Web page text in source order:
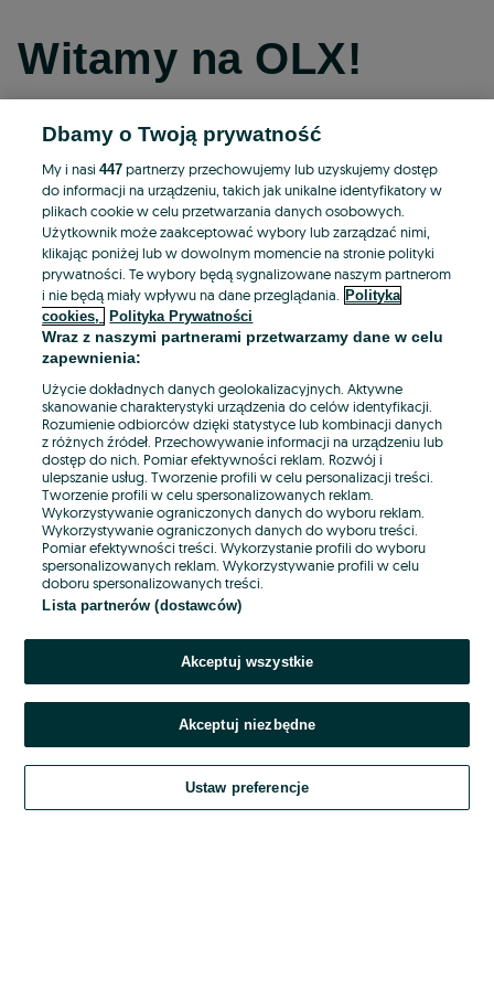
Witamy na OLX!
Kontynuuj przez Facebooka
Kontynuuj przez konto Apple
Kontynuuj przez konto Google
LUB
E-mail
Hasło
Nie pamiętasz hasła?
Zaloguj się
Kontynuując za pośrednictwem jednego z dostawców wskazanych powyżej,
Regulamin serwisu OLX.pl w jego aktualnym brzmieniu.
Dbamy o Twoją prywatność
My i nasi447 partnerzy przechowujemy lub uzyskujemy dostęp
do informacji na urządzeniu, takich jak unikalne identyfikatory w
plikach cookie w celu przetwarzania danych osobowych.
Użytkownik może zaakceptować wybory lub zarządzać nimi,
klikając poniżej lub w dowolnym momencie na stronie polityki
prywatności. Te wybory będą sygnalizowane naszym partnerom
i nie będą miały wpływu na dane przeglądania.
Polityka
cookies,
Polityka Prywatności
Wraz z naszymi partnerami przetwarzamy dane w celu
zapewnienia:
Użycie dokładnych danych geolokalizacyjnych. Aktywne
skanowanie charakterystyki urządzenia do celów identyfikacji.
Rozumienie odbiorców dzięki statystyce lub kombinacji danych
z różnych źródeł. Przechowywanie informacji na urządzeniu lub
dostęp do nich. Pomiar efektywności reklam. Rozwój i
ulepszanie usług. Tworzenie profili w celu personalizacji treści.
Tworzenie profili w celu spersonalizowanych reklam.
Wykorzystywanie ograniczonych danych do wyboru reklam.
Wykorzystywanie ograniczonych danych do wyboru treści.
Pomiar efektywności treści. Wykorzystanie profili do wyboru
spersonalizowanych reklam. Wykorzystywanie profili w celu
doboru spersonalizowanych treści.
Lista partnerów (dostawców)
Akceptuj wszystkie
Akceptuj niezbędne
Ustaw preferencje